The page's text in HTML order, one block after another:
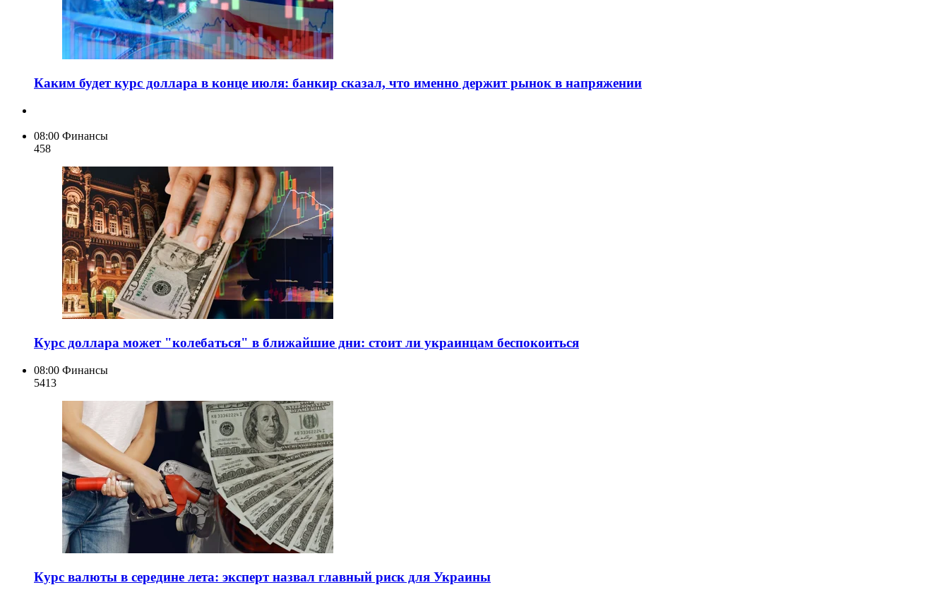
Каким будет курс доллара в конце июля: банкир сказал, что именно держит рынок в напряжении
08:00 Финансы
458
Курс доллара может "колебаться" в ближайшие дни: стоит ли украинцам беспокоиться
08:00 Финансы
5413
Курс валюты в середине лета: эксперт назвал главный риск для Украины